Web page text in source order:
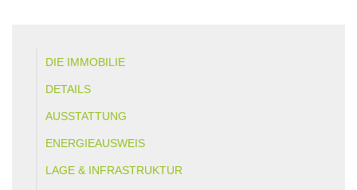
DIE IMMOBILIE
DETAILS
AUSSTATTUNG
ENERGIEAUSWEIS
LAGE & INFRASTRUKTUR